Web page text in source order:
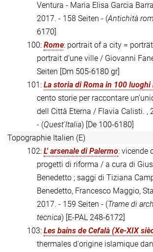
Ventura - Maria Elisa Garcia
2017. - 158 Seiten - (Antichità
6170]
100: Rome: portrait of a city =
portrait d'une ville / Giovanni
Seiten [Dm 505-6180 gr]
101: La storia di Roma in 100
cento storie per raccontare
dell Città Eterna / Flavia Calisti. ,
- (Quest'Italia) [De 100-6180]
Topographie Italien (E)
102: L' arsenale di Palermo: vicende
progetti di riforma / a cura di
Benedetto ; saggi di Tiziana
Benedetto, Francesco Maggio,
2017. - 159 Seiten - (Trame di
tecnica) [E-PAL 248-6172]
103: Les bains de Cefalà (Xe-XIX
thermales d'origine islamique